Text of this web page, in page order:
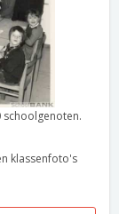
schoolgenoten.
klassenfoto's